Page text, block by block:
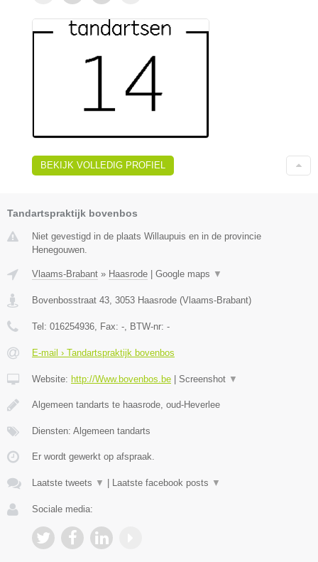
BEKIJK VOLLEDIG PROFIEL
Tandartspraktijk bovenbos
Niet gevestigd in de plaats Willaupuis en in de provincie
Henegouwen.
Vlaams-Brabant » Haasrode | Google maps ▼
Bovenbosstraat 43 3053 Haasrode (Vlaams-Brabant)
Tel: 016254936 , Fax: - , BTW-nr: -
E-mail › Tandartspraktijk bovenbos
Website: http://Www.bovenbos.be | Screenshot ▼
Algemeen tandarts te haasrode, oud-Heverlee
Diensten: Algemeen tandarts
Er wordt gewerkt op afspraak.
Laatste tweets ▼ | Laatste facebook posts ▼
Sociale media: